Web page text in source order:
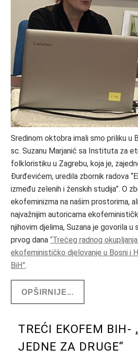
Sredinom oktobra imali smo priliku u
sc. Suzanu Marjanić sa Instituta za
folkloristiku u Zagrebu, koja je,
Đurđevićem, uredila zbornik radova
između zelenih i ženskih studija”. O
ekofeminizma na našim prostorima,
najvažnijim autoricama
njihovim djelima, Suzana je govorila u
prvog dana“Trećeg radnog
ekofeminističko djelovanje u Bosni i
BiH”.
OPŠIRNIJE...
TREĆI EKOFEM BIH-
JEDNE ZA DRUGE“